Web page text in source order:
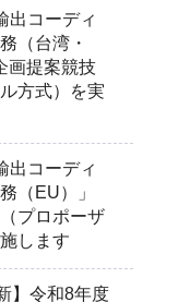
出コーディ
（台湾・
画提案競技
方式）を実
出コーディ
（EU）」
プロポーザ
します
】令和8年度